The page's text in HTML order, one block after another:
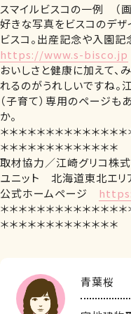
スマイルビスコの一例 （
好きな写真をビスコのデザ
ビスコ。出産記念や入園記
https://www.s-bisco.jp
おいしさと健康に加えて、
れるのがうれしいですね。
（子育て）専用のページも
か。
＊＊＊＊＊＊＊＊＊＊＊＊＊
＊＊＊＊＊＊＊＊＊＊＊＊＊
取材協力／江崎グリコ
ユニット 北海道東北エリ
公式ホームページ
＊＊＊＊＊＊＊＊＊＊＊＊＊
＊＊＊＊＊＊＊＊＊＊＊＊＊
青葉桜